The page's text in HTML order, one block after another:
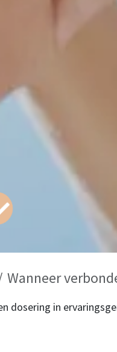
Wanneer
dosering in